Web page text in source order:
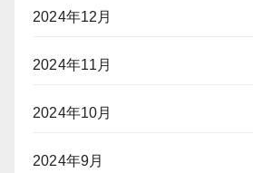
2024年12月
2024年11月
2024年10月
2024年9月